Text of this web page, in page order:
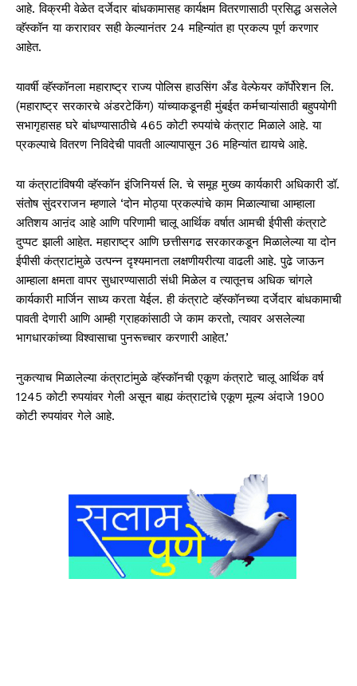
आहे. विक्रमी वेळेत दर्जेदार बांधकामासह कार्यक्षम वितरणासाठी प्रसिद्ध असलेले
व्हॅस्कॉन या करारावर सही केल्यानंतर 24 महिन्यांत हा प्रकल्प पूर्ण करणार
आहेत.
यावर्षी व्हॅस्कॉनला महाराष्ट्र राज्य पोलिस हाउसिंग अँड वेल्फेयर कॉर्पोरेशन लि.
(महाराष्ट्र सरकारचे अंडरटेकिंग) यांच्याकडूनही मुंबईत कर्मचाऱ्यांसाठी बहुपयोगी
सभागृहासह घरे बांधण्यासाठीचे 465 कोटी रुपयांचे कंत्राट मिळाले आहे. या
प्रकल्पाचे वितरण निविदेची पावती आल्यापासून 36 महिन्यांत द्यायचे आहे.
या कंत्राटांविषयी व्हॅस्कॉन इंजिनियर्स लि. चे समूह मुख्य कार्यकारी अधिकारी डॉ.
संतोष सुंदरराजन म्हणाले ‘दोन मोठ्या प्रकल्पांचे काम मिळाल्याचा आम्हाला
अतिशय आऩंद आहे आणि परिणामी चालू आर्थिक वर्षात आमची ईपीसी कंत्राटे
दुप्पट झाली आहेत. महाराष्ट्र आणि छत्तीसगढ सरकारकडून मिळालेल्या या दोन
ईपीसी कंत्राटांमुळे उत्पन्न दृश्यमानता लक्षणीयरीत्या वाढली आहे. पुढे जाऊन
आम्हाला क्षमता वापर सुधारण्यासाठी संधी मिळेल व त्यातूनच अधिक चांगले
कार्यकारी मार्जिन साध्य करता येईल. ही कंत्राटे व्हॅस्कॉनच्या दर्जेदार बांधकामाची
पावती देणारी आणि आम्ही ग्राहकांसाठी जे काम करतो, त्यावर असलेल्या
भागधारकांच्या विश्वासाचा पुनरूच्चार करणारी आहेत.’
नुकत्याच मिळालेल्या कंत्राटांमुळे व्हॅस्कॉनची एकूण कंत्राटे चालू आर्थिक वर्ष
1245 कोटी रुपयांवर गेली असून बाह्य कंत्राटांचे एकूण मूल्य अंदाजे 1900
कोटी रुपयांवर गेले आहे.